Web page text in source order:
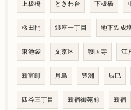
上板橋 ときわ台 下板橋
桜田門 銀座一丁目 地下鉄成
東池袋 文京区 護国寺 江
新富町 月島 豊洲 辰巳
四谷三丁目 新宿御苑前 新宿